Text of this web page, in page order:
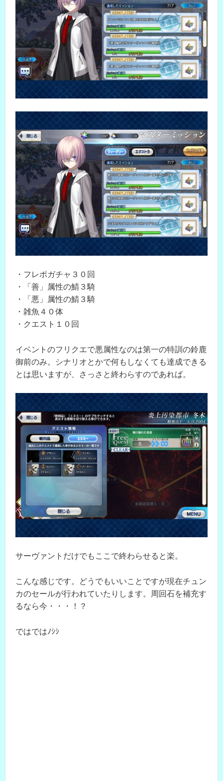
・フレポガチャ３０回
・「善」属性の鯖３騎
・「悪」属性の鯖３騎
・雑魚４０体
・クエスト１０回
イベントのフリクエで悪属性なのは第一の特訓の鈴鹿
御前のみ。シナリオとかで何もしなくても達成できる
とは思いますが、さっさと終わらすのであれば。
サーヴァントだけでもここで終わらせると楽。
こんな感じです。どうでもいいことですが現在チュン
カのセールが行われていたりします。周回石を補充す
るなら今・・・！？
ではではﾉｼｼ